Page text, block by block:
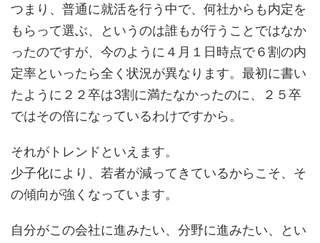
つまり、普通に就活を行う中で、何社からも内定を
もらって選ぶ、というのは誰もが行うことではなか
ったのですが、今のように４月１日時点で６割の内
定率といったら全く状況が異なります。最初に書い
たように２２卒は3割に満たなかったのに、２５卒
ではその倍になっているわけですから。
それがトレンドといえます。
少子化により、若者が減ってきているからこそ、そ
の傾向が強くなっています。
自分がこの会社に進みたい、分野に進みたい、とい